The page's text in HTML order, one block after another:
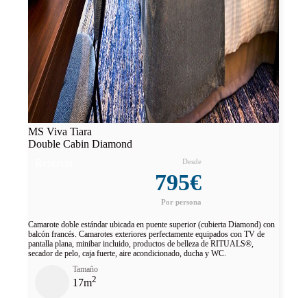
MS Viva Tiara
Double Cabin Diamond
795€
Camarote doble estándar ubicada en puente superior (cubierta Diamond) con
balcón francés. Camarotes exteriores perfectamente equipados con TV de
pantalla plana, minibar incluido, productos de belleza de RITUALS®,
secador de pelo, caja fuerte, aire acondicionado, ducha y WC.
Tamaño
17m2